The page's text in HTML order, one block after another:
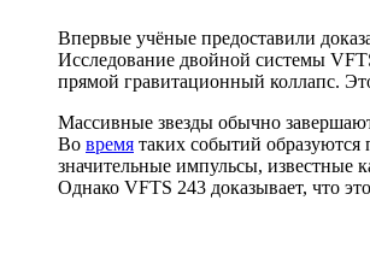
Впервые учёные предоставили
Исследование двойной системы
прямой гравитационный коллапс.
Массивные звезды обычно
Во время таких событий
значительные импульсы, известные
Однако VFTS 243 доказывает, что